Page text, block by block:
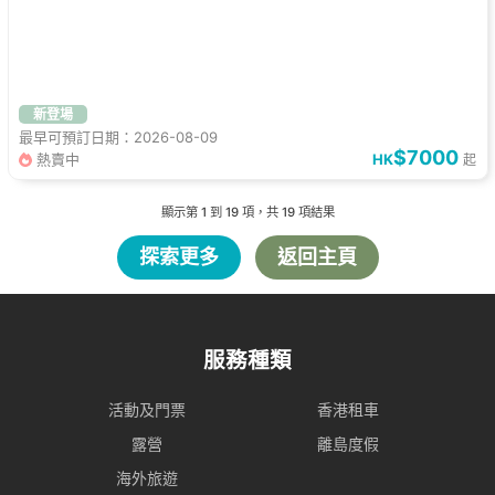
新登場
最早可預訂日期：2026-08-09
熱賣中
HK$7000 起
顯示第 1 到 19 項，共 19 項結果
探索更多 返回主頁
服務種類
活動及門票
香港租車
露營
離島度假
海外旅遊